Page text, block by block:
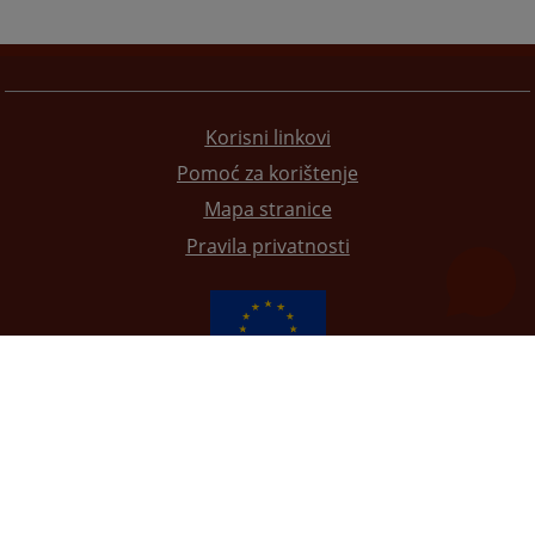
Korisni linkovi
Pomoć za korištenje
Mapa stranice
Pravila privatnosti